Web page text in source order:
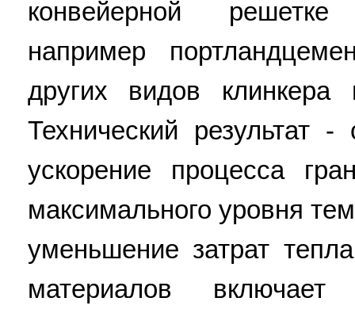
конвейерной
например
других видов клинкера
Технический результат
ускорение процесса
максимального уровня
уменьшение затрат
материалов